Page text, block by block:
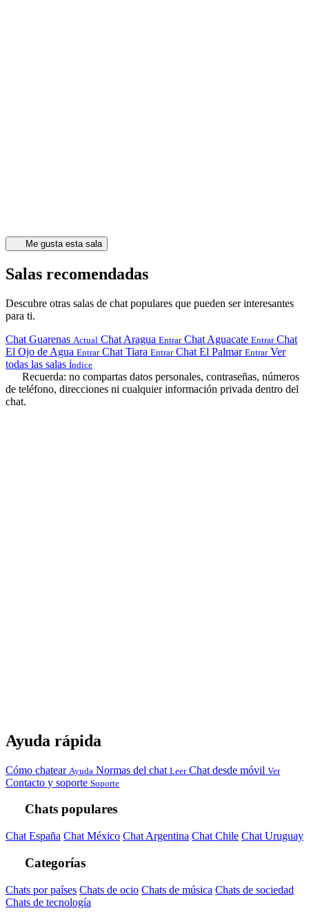
Me gusta esta sala
Salas recomendadas
Descubre otras salas de chat populares que pueden ser interesantes
para ti.
Chat Guarenas Actual Chat Aragua Entrar Chat Aguacate Entrar Chat
El Ojo de Agua Entrar Chat Tiara Entrar Chat El Palmar Entrar Ver
todas las salas Índice
Recuerda: no compartas datos personales, contraseñas, números
de teléfono, direcciones ni cualquier información privada dentro del
chat.
Ayuda rápida
Cómo chatear Ayuda Normas del chat Leer Chat desde móvil Ver
Contacto y soporte Soporte
Chats populares
Chat España Chat México Chat Argentina Chat Chile Chat Uruguay
Categorías
Chats por países Chats de ocio Chats de música Chats de sociedad
Chats de tecnología